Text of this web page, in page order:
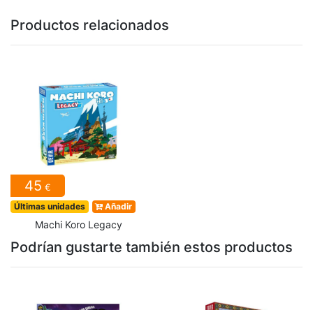
Productos relacionados
45 €
Últimas unidades Añadir
Machi Koro Legacy
Podrían gustarte también estos productos